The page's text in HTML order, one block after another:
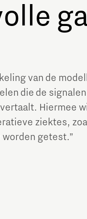
van de
die de
Hiermee
ziektes,
getest.”